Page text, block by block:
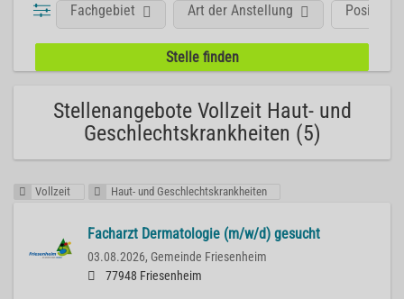
Position
Fachgebiet Art der Anstellung
Stellenangebote Vollzeit Haut- und
Geschlechtskrankheiten (5)
Vollzeit Haut- und Geschlechtskrankheiten
Facharzt Dermatologie (m/w/d) gesucht
03.08.2026, Gemeinde Friesenheim
77948 Friesenheim